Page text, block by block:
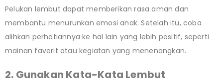
Pelukan lembut dapat memberikan rasa aman dan
membantu menurunkan emosi anak. Setelah itu, coba
alihkan perhatiannya ke hal lain yang lebih positif, seperti
mainan favorit atau kegiatan yang menenangkan.
2. Gunakan Kata-Kata Lembut